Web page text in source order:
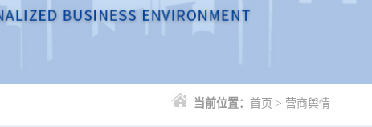
当前位置： 首页 > 营商舆情